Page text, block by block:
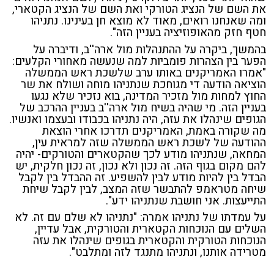
את השם של הנציג הטורקי ואת השם של הנציג הקטארי,
ומה שאנחנו רואים, מאוד לא מוצא חן בעינינו. נתניהו
חטף חזק מהאופוזיציה בעניין הזה".
בהמשך, ביקרה על ההתנהלות מול ארה''ב, ודיברה על
הפער בין הצהרות פומביות למה שנעשה מאחורי הקלעים:
"אמרו האמריקנים באותו ערב שלשכת ראש הממשלה
הוציאה הודעה די מגוחכת שנתניהו מוחה ושולח את שר
החוץ למחות מול מזכיר המדינה, בוא נזכיר שלא נגעו
בעניין הזה. מי שהיה בשיח מול ארה''ב בעניין ההרכב של
הגופים שינהלו את עזה, היה נתניהו בכבודו ובעצמו ואנשיו.
מה שקורה באמת, האמריקנים תדרכו אחרי הוצאת
ההודעה של לשכת ראש הממשלה שזה למראית עין,
המחאה, שנתניהו מודע לכך שהקטארים והטורקים- יהיה
להם מקום בגוף הזה. זה נכון ולא נכון, זה נכון חלקית, יש
הבדל בין להיות מודע לבין להשפיע. זה ההבדל בין לקבל
שיחה מטראמפ להתבשר שזה המצב, לבין לקבל שיחת
התייעצות. אני חושבת שנתניהו ידע".
על עמדתו של נתניהו אמרה: "נתניהו לא שלם עם זה. לא
השלים עם הנוכחות הקטארית והטורקית, אבל עדיין,
הנוכחות הטורקית והקטארית בגופים שינהלו את עזה
מטרידה אותנו, ונתניהו מתנגד לזה ומתלבט".